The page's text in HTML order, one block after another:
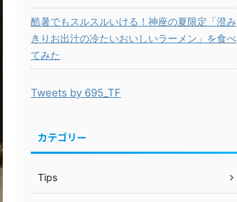
酷暑でもスルスルいける！神座の夏限定「澄み
きりお出汁の冷たいおいしいラーメン」を食べ
てみた
Tweets by 695_TF
カテゴリー
Tips